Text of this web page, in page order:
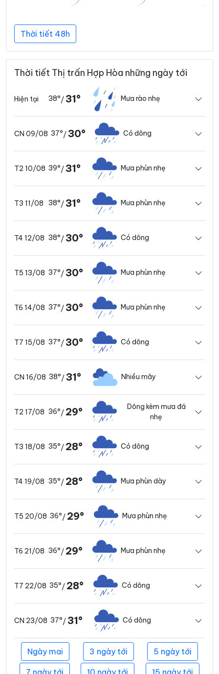
Thời tiết 48h
Thời tiết Thị trấn Hợp Hòa những ngày tới
Hiện tại 38°/31° Mưa rào nhẹ
CN 09/08 37°/30° Có dông
T2 10/08 39°/31° Mưa phùn nhẹ
T3 11/08 38°/31° Mưa phùn nhẹ
T4 12/08 38°/30° Có dông
T5 13/08 37°/30° Mưa phùn nhẹ
T6 14/08 37°/30° Mưa phùn nhẹ
T7 15/08 37°/30° Có dông
CN 16/08 38°/31° Nhiều mây
T2 17/08 36°/ 29°
Dông kèm mưa đá
nhẹ
T3 18/08 35°/ 28° Có dông
T4 19/08 35°/ 28° Mưa phùn dày
T5 20/08 36°/ 29° Mưa phùn nhẹ
T6 21/08 36°/ 29° Mưa phùn nhẹ
T7 22/08 35°/ 28° Có dông
CN 23/08 37°/31° Có dông
Ngày mai 3 ngày tới 5 ngày tới
7 ngày tới 10 ngày tới 15 ngày tới